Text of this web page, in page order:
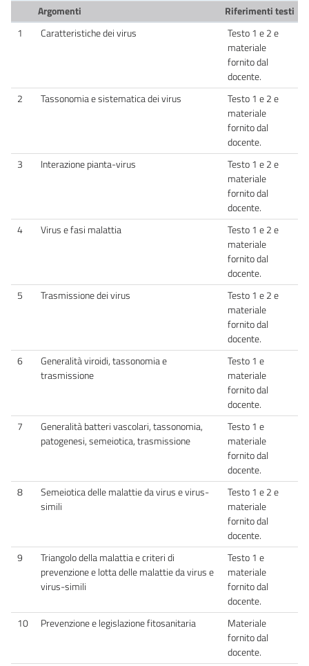
Argomenti
Riferimenti testi
1
Caratteristiche dei virus
Testo 1 e 2 e
materiale
fornito dal
docente.
2
Tassonomia e sistematica dei virus
Testo 1 e 2 e
materiale
fornito dal
docente.
3
Interazione pianta-virus
Testo 1 e 2 e
materiale
fornito dal
docente.
4
Virus e fasi malattia
Testo 1 e 2 e
materiale
fornito dal
docente.
5
Trasmissione dei virus
Testo 1 e 2 e
materiale
fornito dal
docente.
6
Generalità viroidi, tassonomia e
trasmissione
Testo 1 e
materiale
fornito dal
docente.
7
Generalità batteri vascolari, tassonomia,
patogenesi, semeiotica, trasmissione
Testo 1 e
materiale
fornito dal
docente.
8
Semeiotica delle malattie da virus e virus-
simili
Testo 1 e 2 e
materiale
fornito dal
docente.
9
Triangolo della malattia e criteri di
prevenzione e lotta delle malattie da virus e
virus-simili
Testo 1 e
materiale
fornito dal
docente.
10
Prevenzione e legislazione fitosanitaria
Materiale
fornito dal
docente.